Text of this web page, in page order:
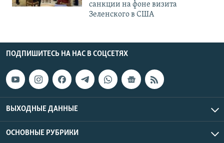
санкции на фоне визита
Зеленского в США
ПОДПИШИТЕСЬ НА НАС В СОЦСЕТЯХ
ВЫХОДНЫЕ ДАННЫЕ
ОСНОВНЫЕ РУБРИКИ